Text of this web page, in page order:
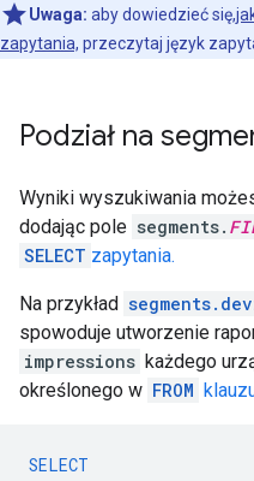
Uwaga: aby dowiedzieć się,
zapytania, przeczytaj język
Podział na
Wyniki wyszukiwania
dodając pole segments.
SELECT zapytania.
Na przykład
spowoduje utworzenie
impressions każdego
określonego w FROM
SELECT